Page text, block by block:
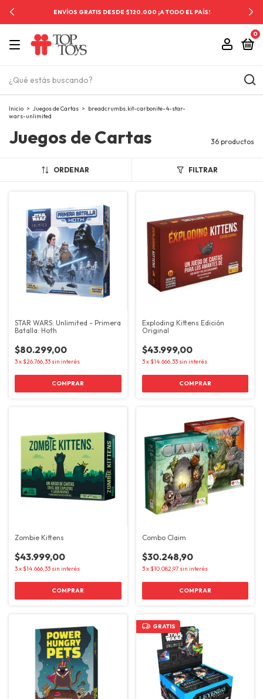
ENVÍOS GRATIS DESDE $120.000 ¡A TODO EL PAÍS!
0
Inicio > Juegos de Cartas > breadcrumbs.kit-carbonite-4-star-
wars-unlimited
Juegos de Cartas 36 productos
ORDENAR FILTRAR
STAR WARS: Unlimited - Primera
Batalla: Hoth
$80.299,00
3x $26.766,33 sin interés
Exploding Kittens Edición
Original
$43.999,00
3x $14.666,33 sin interés
Zombie Kittens
$43.999,00
3x $14.666,33 sin interés
Combo Claim
$30.248,90
3x $10.082,97 sin interés
GRATIS